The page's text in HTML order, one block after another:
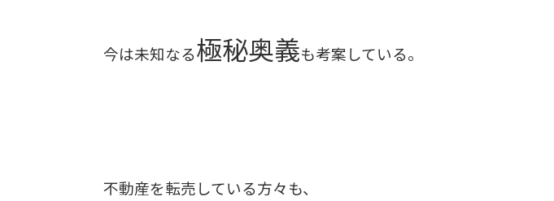
今は未知なる極秘奥義も考案している。
不動産を転売している方々も、